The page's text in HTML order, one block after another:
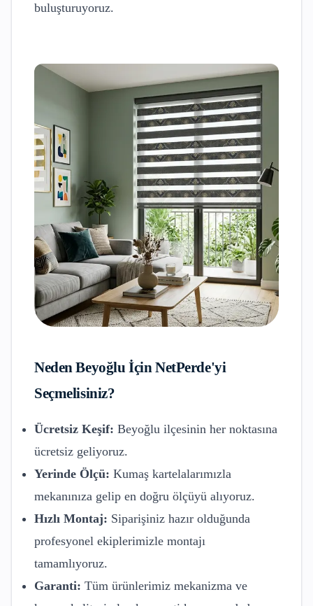
buluşturuyoruz.
NedenBeyoğlu İçin NetPerde'yi
Seçmelisiniz?
Ücretsiz Keşif: Beyoğlu ilçesinin her noktasına
ücretsiz geliyoruz.
Yerinde Ölçü: Kumaş kartelalarımızla
mekanınıza gelip en doğru ölçüyü alıyoruz.
Hızlı Montaj: Siparişiniz hazır olduğunda
profesyonel ekiplerimizle montajı
tamamlıyoruz.
Garanti: Tüm ürünlerimiz mekanizma ve